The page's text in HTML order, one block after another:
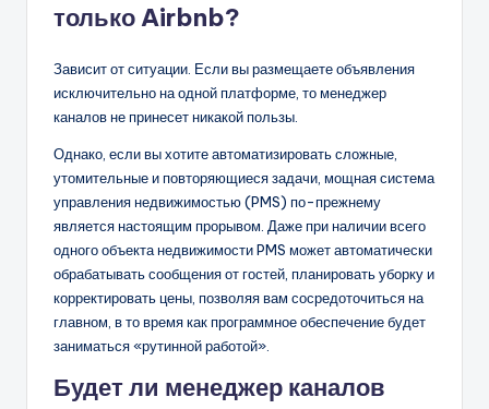
только Airbnb?
Зависит от ситуации. Если вы размещаете объявления
исключительно на одной платформе, то менеджер
каналов не принесет никакой пользы.
Однако, если вы хотите автоматизировать сложные,
утомительные и повторяющиеся задачи, мощная система
управления недвижимостью (PMS) по-прежнему
является настоящим прорывом. Даже при наличии всего
одного объекта недвижимости PMS может автоматически
обрабатывать сообщения от гостей, планировать уборку и
корректировать цены, позволяя вам сосредоточиться на
главном, в то время как программное обеспечение будет
заниматься «рутинной работой».
Будет ли менеджер каналов